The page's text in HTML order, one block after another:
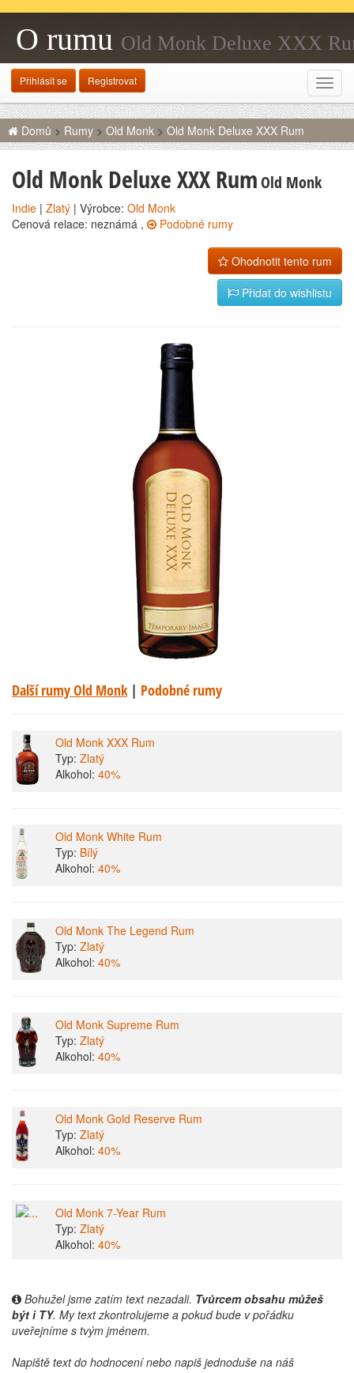
O rumu Old Monk Deluxe XXX
Přihlásit se Registrovat
Domů > Rumy > Old Monk > Old Monk Deluxe XXX Rum
Old Monk Deluxe XXX RumOld Monk
Indie | Zlatý | Výrobce: Old Monk
Cenová relace: neznámá ,
Podobné rumy
Ohodnotit tento rum
Přidat do wishlistu
Další rumy Old Monk| Podobné rumy
Old Monk XXX Rum
Typ: Zlatý
Alkohol: 40%
Old Monk White Rum
Typ: Bílý
Alkohol: 40%
Old Monk The Legend Rum
Typ: Zlatý
Alkohol: 40%
Old Monk Supreme Rum
Typ: Zlatý
Alkohol: 40%
Old Monk Gold Reserve Rum
Typ: Zlatý
Alkohol: 40%
Old Monk 7-Year Rum
Typ: Zlatý
Alkohol: 40%
Bohužel jsme zatím text nezadali. Tvůrcem obsahu můžeš
být i TY. My text zkontrolujeme a pokud bude v pořádku
uveřejníme s tvým jménem.
Napiště text do hodnocení nebo napiš jednoduše na náš